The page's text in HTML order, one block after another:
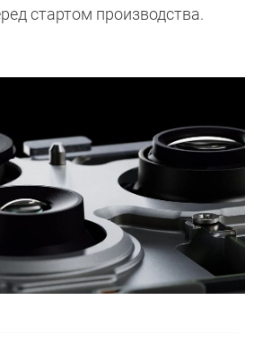
стартом производства.